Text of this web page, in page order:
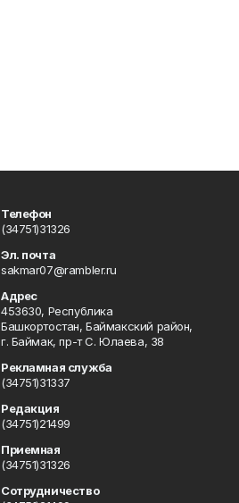
Телефон
(34751)31326
Эл. почта
sakmar07@rambler.ru
Адрес
453630, Республика
Башкортостан, Баймакский район,
г. Баймак, пр-т С. Юлаева, 38
Рекламная служба
(34751)31337
Редакция
(34751)21499
Приемная
(34751)31326
Сотрудничество